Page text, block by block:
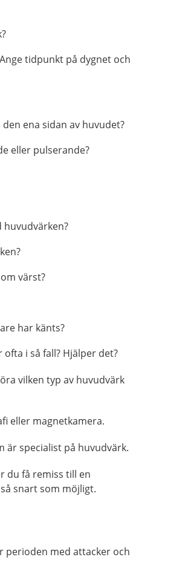
tidpunkt på dygnet och
ena sidan av huvudet?
eller pulserande?
huvudvärken?
värst?
har känts?
i så fall? Hjälper det?
vilken typ av huvudvärk
eller magnetkamera.
är specialist på huvudvärk.
du få remiss till en
snart som möjligt.
perioden med attacker och